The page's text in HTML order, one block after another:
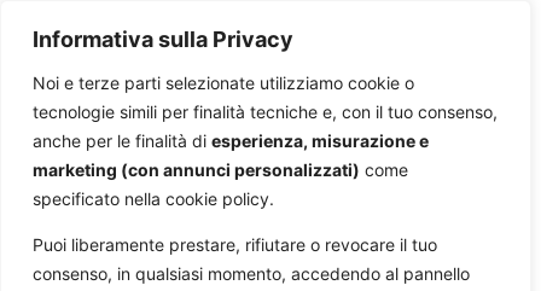
Informativa sulla Privacy
Noi e terze parti selezionate utilizziamo cookie o
tecnologie simili per finalità tecniche e, con il tuo consenso,
anche per le finalità di esperienza, misurazione e
marketing (con annunci personalizzati) come
specificato nella cookie policy.
Puoi liberamente prestare, rifiutare o revocare il tuo
consenso, in qualsiasi momento, accedendo al pannello